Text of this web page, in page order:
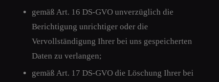
gemäß Art. 16 DS-GVO unverzüglich die
Berichtigung unrichtiger oder die
Vervollständigung Ihrer bei uns gespeicherten
Daten zu verlangen;
gemäß Art. 17 DS-GVO die Löschung Ihrer bei